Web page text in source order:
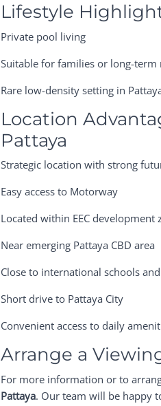
Lifestyle
Private pool living
Suitable for families or long-term
Rare low-density setting in
Location
Pattaya
Strategic location with strong
Easy access to Motorway
Located within EEC development
Near emerging Pattaya CBD area
Close to international schools
Short drive to Pattaya City
Convenient access to daily
Arrange a
For more information or to
Pattaya. Our team will be happy